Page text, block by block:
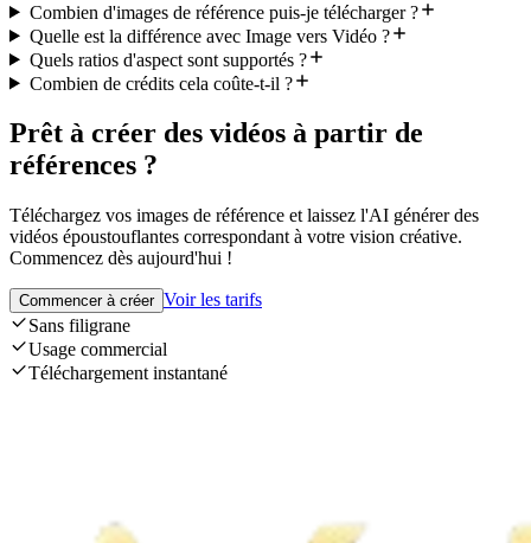
Combien d'images de référence puis-je télécharger ?
Quelle est la différence avec Image vers Vidéo ?
Quels ratios d'aspect sont supportés ?
Combien de crédits cela coûte-t-il ?
Prêt à créer des vidéos à partir de
références ?
Téléchargez vos images de référence et laissez l'AI générer des
vidéos époustouflantes correspondant à votre vision créative.
Commencez dès aujourd'hui !
Commencer à créer Voir les tarifs
Sans filigrane
Usage commercial
Téléchargement instantané